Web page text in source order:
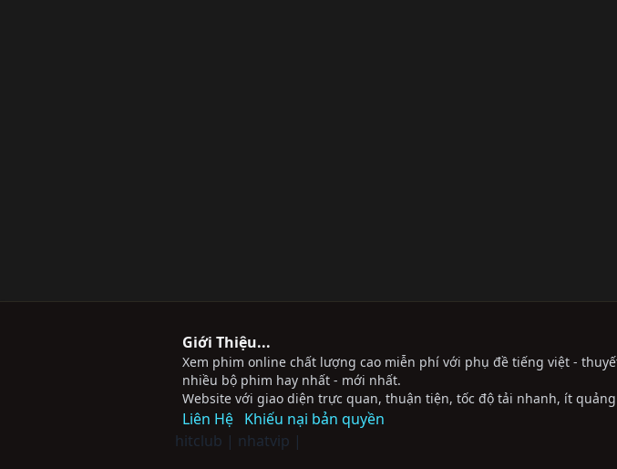
Giới Thiệu...
Xem phim online chất lượng cao miễn phí với phụ đề tiếng việt -
nhiều bộ phim hay nhất - mới nhất.
Website với giao diện trực quan, thuận tiện, tốc độ tải nhanh, ít
Liên Hệ Khiếu nại bản quyền
hitclub | nhatvip |